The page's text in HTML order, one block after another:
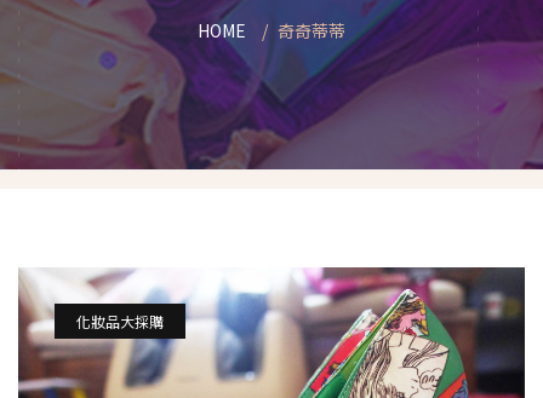
HOME 奇奇蒂蒂
化妝品大採購